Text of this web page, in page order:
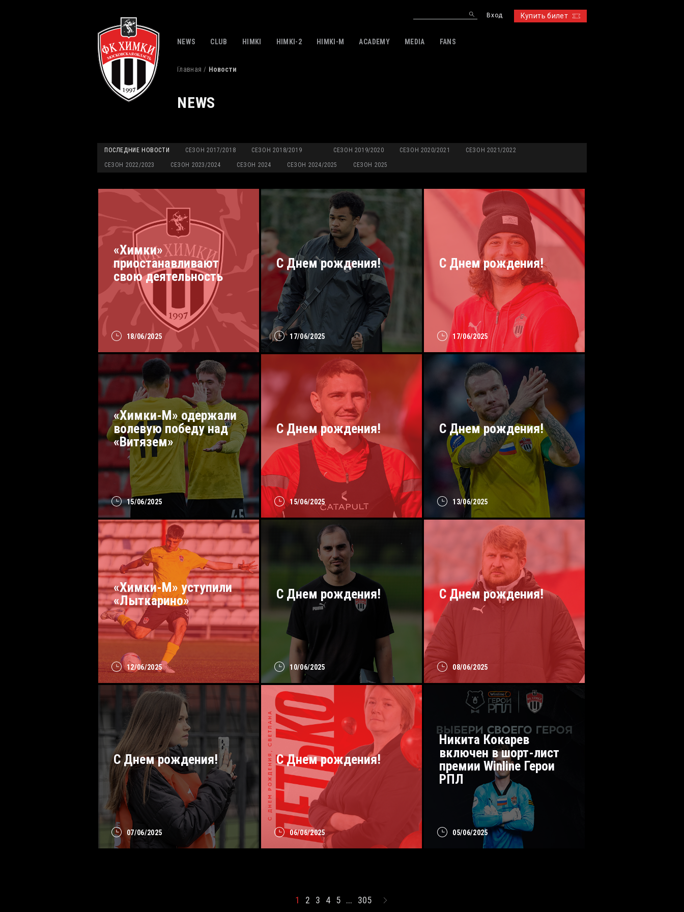
Купить билет
Вход
NEWS CLUB HIMKI HIMKI-2 HIMKI-M ACADEMY MEDIA FANS
Главная Новости
NEWS
ПОСЛЕДНИЕ НОВОСТИ СЕЗОН 2017/2018 СЕЗОН 2018/2019 СЕЗОН 2019/2020 СЕЗОН 2020/2021 СЕЗОН 2021/2022
СЕЗОН 2022/2023 СЕЗОН 2023/2024 СЕЗОН 2024 СЕЗОН 2024/2025 СЕЗОН 2025
18/06/2025
«Химки»
приостанавливают
свою деятельность
17/06/2025
С Днем рождения!
17/06/2025
С Днем рождения!
15/06/2025
«Химки-М» одержали
волевую победу над
«Витязем»
15/06/2025
С Днем рождения!
13/06/2025
C Днем рождения!
12/06/2025
«Химки-М» уступили
«Лыткарино»
10/06/2025
С Днем рождения!
08/06/2025
C Днем рождения!
07/06/2025
С Днем рождения!
06/06/2025
С Днем рождения!
05/06/2025
Никита Кокарев
включен в шорт-лист
премии Winline Герои
РПЛ
1 2 3 4 5 ... 305